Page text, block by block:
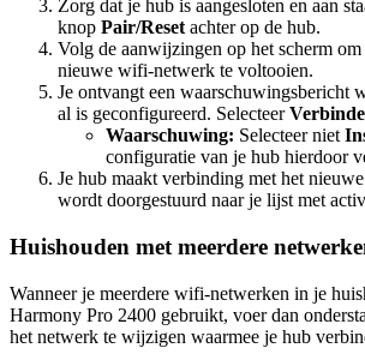
Zorg dat je hub is aangesloten en aan
knop Pair/Resetachter op de hub.
Volg de aanwijzingen op het scherm
nieuwe wifi-netwerk te voltooien.
Je ontvangt een waarschuwingsbericht
al is geconfigureerd. Selecteer
Waarschuwing: Selecteer niet
configuratie van je hub hierdoor
Je hub maakt verbinding met het
wordt doorgestuurd naar je lijst met
Huishouden met meerdere
Wanneer je meerdere wifi-netwerken in je
Harmony Pro 2400 gebruikt, voer dan
het netwerk te wijzigen waarmee je hub